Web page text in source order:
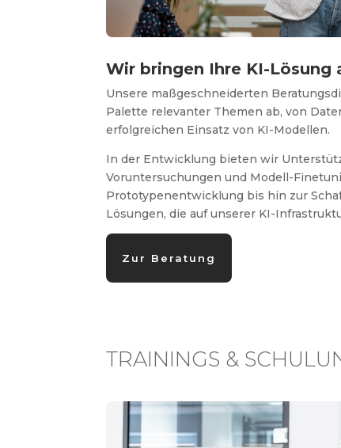
Wir bringen Ihre KI-Lösung
Unsere maßgeschneiderten
Palette relevanter Themen ab, von
erfolgreichen Einsatz von KI-Modellen.
In der Entwicklung bieten wir
Voruntersuchungen und Modell-
Prototypenentwicklung bis hin zur
Lösungen, die auf unserer KI-
Zur Beratung
TRAININGS &